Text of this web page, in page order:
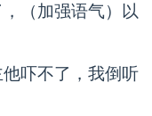
（加强语气）以
他吓不了，我倒听